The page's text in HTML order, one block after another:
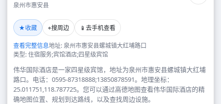
泉州市惠安县
★收藏 ⌖搜周边 📱 去手机查看
查看完整信息地址: 泉州市惠安县螺城镇大红埔路口
类型: 住宿服务;宾馆酒店;四星级宾馆
伟华国际酒店是一家四星级宾馆，地址为泉州市惠安县螺城镇大红埔
路口。电话：0595-87318888;13850878591。地理坐标：
25.011751,118.787725。您可以通过高德地图查看伟华国际酒店的精
确地图位置、规划到达路线，以及查找周边设施。